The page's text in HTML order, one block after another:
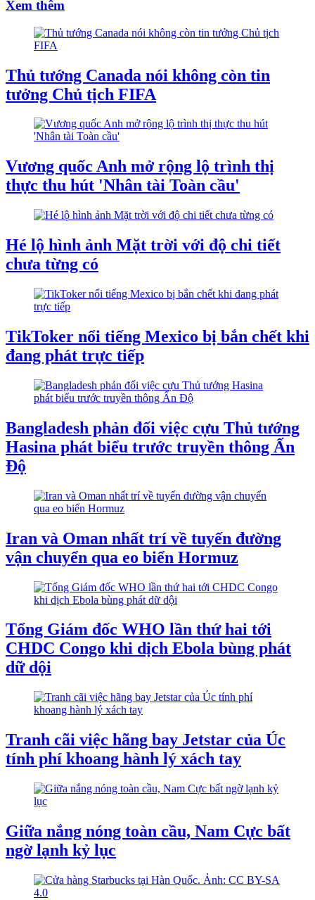
Xem thêm
Thủ tướng Canada nói không còn tin
tưởng Chủ tịch FIFA
Vương quốc Anh mở rộng lộ trình thị
thực thu hút 'Nhân tài Toàn cầu'
Hé lộ hình ảnh Mặt trời với độ chi tiết
chưa từng có
TikToker nổi tiếng Mexico bị bắn chết khi
đang phát trực tiếp
Bangladesh phản đối việc cựu Thủ tướng
Hasina phát biểu trước truyền thông Ấn
Độ
Iran và Oman nhất trí về tuyến đường
vận chuyển qua eo biển Hormuz
Tổng Giám đốc WHO lần thứ hai tới
CHDC Congo khi dịch Ebola bùng phát
dữ dội
Tranh cãi việc hãng bay Jetstar của Úc
tính phí khoang hành lý xách tay
Giữa nắng nóng toàn cầu, Nam Cực bất
ngờ lạnh kỷ lục